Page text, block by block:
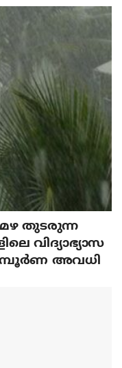
തുടരുന്ന
വിദ്യാഭ്യാസ
അവധി